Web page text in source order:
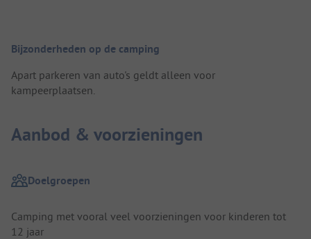
Bijzonderheden op de camping
Apart parkeren van auto's geldt alleen voor
kampeerplaatsen.
Aanbod & voorzieningen
Doelgroepen
Camping met vooral veel voorzieningen voor kinderen tot
12 jaar